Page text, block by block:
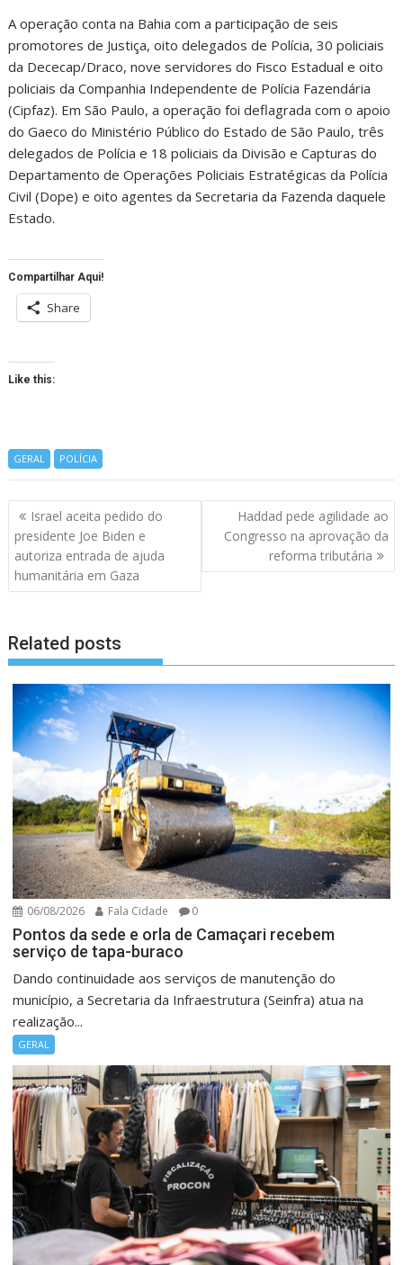
A operação conta na Bahia com a participação de seis
promotores de Justiça, oito delegados de Polícia, 30 policiais
da Dececap/Draco, nove servidores do Fisco Estadual e oito
policiais da Companhia Independente de Polícia Fazendária
(Cipfaz). Em São Paulo, a operação foi deflagrada com o apoio
do Gaeco do Ministério Público do Estado de São Paulo, três
delegados de Polícia e 18 policiais da Divisão e Capturas do
Departamento de Operações Policiais Estratégicas da Polícia
Civil (Dope) e oito agentes da Secretaria da Fazenda daquele
Estado.
Compartilhar Aqui!
Share
Like this:
GERAL POLÍCIA
Navegação
de
artigos
Israel aceita pedido do
presidente Joe Biden e
autoriza entrada de ajuda
humanitária em Gaza
Haddad pede agilidade ao
Congresso na aprovação da
reforma tributária
Related posts
06/08/2026 Fala Cidade 0
Pontos da sede e orla de Camaçari recebem
serviço de tapa-buraco
Dando continuidade aos serviços de manutenção do
município, a Secretaria da Infraestrutura (Seinfra) atua na
realização...
GERAL